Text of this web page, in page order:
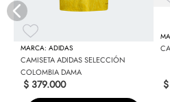
ADIDAS
CAMISETA ADIDAS SELECCIÓN
COLOMBIA DAMA
$ 379.000 $